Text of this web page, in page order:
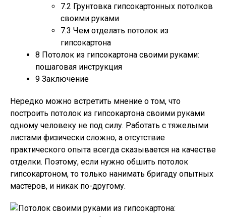
7.2 Грунтовка гипсокартонных потолков
своими руками
7.3 Чем отделать потолок из
гипсокартона
8 Потолок из гипсокартона своими руками:
пошаговая инструкция
9 Заключение
Нередко можно встретить мнение о том, что
построить потолок из гипсокартона своими руками
одному человеку не под силу. Работать с тяжелыми
листами физически сложно, а отсутствие
практического опыта всегда сказывается на качестве
отделки. Поэтому, если нужно обшить потолок
гипсокартоном, то только нанимать бригаду опытных
мастеров, и никак по-другому.